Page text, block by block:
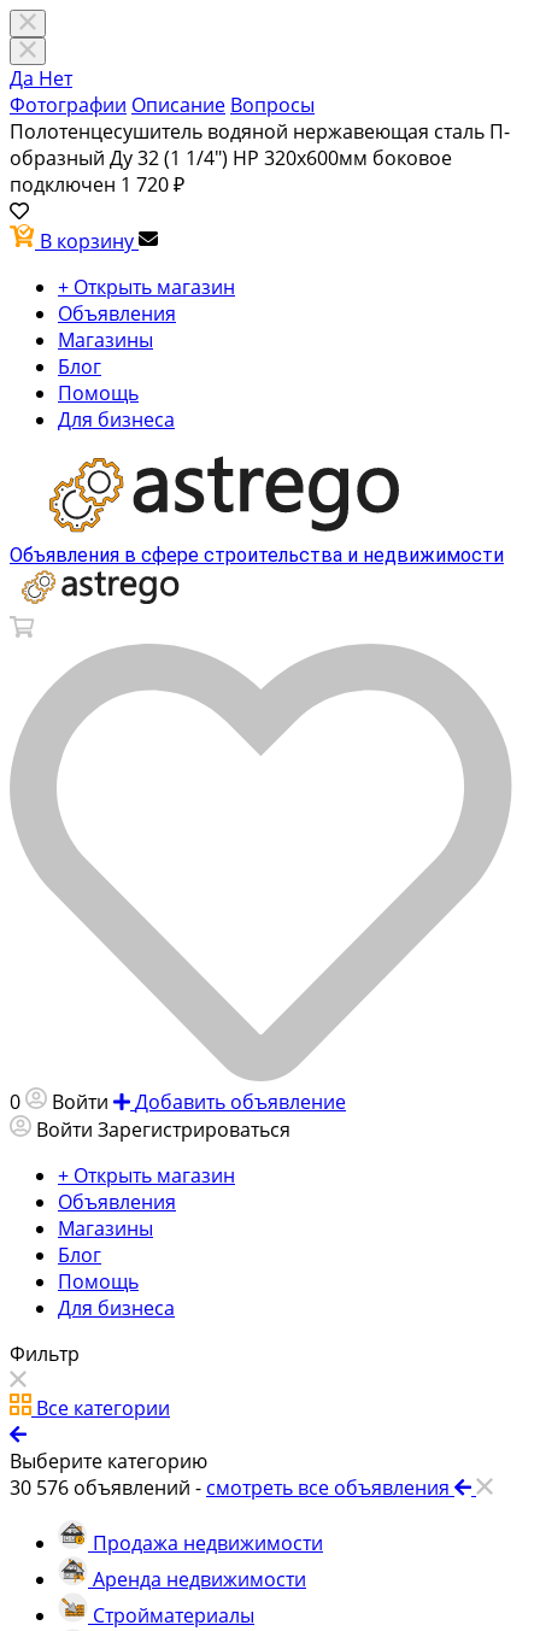
Да Нет
Фотографии Описание Вопросы
Полотенцесушитель водяной нержавеющая сталь П-
образный Ду 32 (1 1/4") НР 320х600мм боковое
подключен 1 720 ₽
В корзину
+ Открыть магазин
Объявления
Магазины
Блог
Помощь
Для бизнеса
Объявления в сфере строительства и недвижимости
0 Войти
Добавить объявление
Войти Зарегистрироваться
+ Открыть магазин
Объявления
Магазины
Блог
Помощь
Для бизнеса
Фильтр
Все категории
Выберите категорию
30 576 объявлений - смотреть все объявления
Продажа недвижимости
Аренда недвижимости
Стройматериалы